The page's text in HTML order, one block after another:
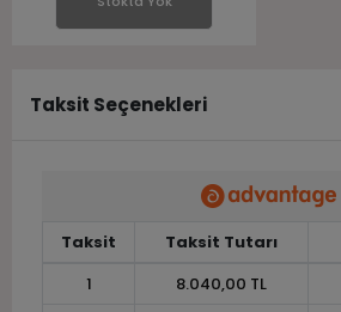
Taksit Seçenekleri
Taksit Taksit Tutarı
1
8.040,00 TL